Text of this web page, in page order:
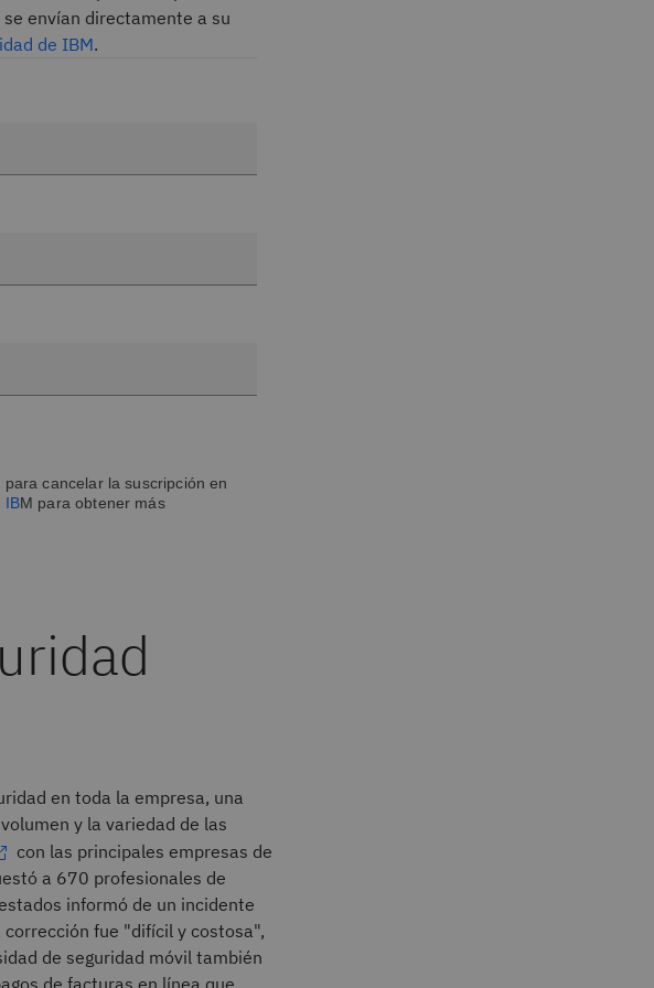
envían directamente a su
de IBM.
cancelar la suscripción en
IBM para obtener más
en toda la empresa, una
y la variedad de las
con las principales empresas de
a 670 profesionales de
informó de un incidente
fue "difícil y costosa",
de seguridad móvil también
de facturas en línea que